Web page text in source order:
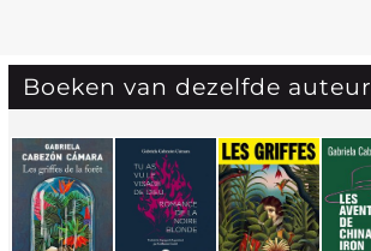
Boeken van dezelfde auteur